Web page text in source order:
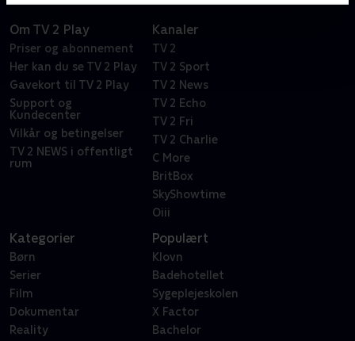
Om TV 2 Play
Priser og abonnement
Her kan du se TV 2 Play
Gavekort til TV 2 Play
Support og
Kundecenter
Vilkår og betingelser
TV 2 NEWS i offentligt
rum
Kanaler
TV 2
TV 2 Sport
TV 2 News
TV 2 Echo
TV 2 Fri
TV 2 Charlie
C More
BritBox
SkyShowtime
Oiii
Kategorier
Børn
Serier
Film
Dokumentar
Reality
Populært
Klovn
Badehotellet
Sygeplejeskolen
X Factor
Bachelor